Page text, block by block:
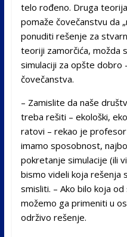
telo rođeno. Druga
pomaže čovečanstvu da
ponuditi rešenje za
teoriji zamorčića, možda
simulaciji za opšte dobro
čovečanstva.
– Zamislite da naše
treba rešiti – ekološki,
ratovi – rekao je
imamo sposobnost,
pokretanje simulacije (ili
bismo videli koja rešenja
smisliti. – Ako bilo koja
možemo ga primeniti u
održivo rešenje.